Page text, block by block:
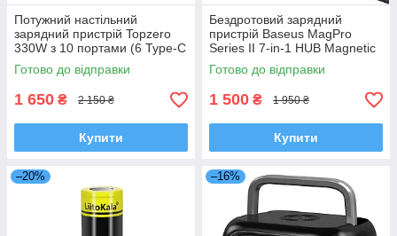
Потужний настільний
зарядний пристрій Topzero
330W з 10 портами (6 Type-C
+ 4 USB-A) GaN Fast
Charging
Готово до відправки
1 650 ₴ 2 150 ₴
Купити
Бездротовий зарядний
пристрій Baseus MagPro
Series II 7-in-1 HUB Magnetic
Wireless Charging 15W
Готово до відправки
1 500 ₴ 1 950 ₴
Купити
–20% –16%